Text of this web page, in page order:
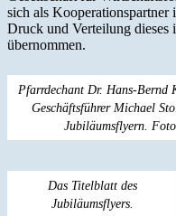
sich als Kooperationspartner
Druck und Verteilung
übernommen.
Pfarrdechant Dr. Hans-Bernd
Geschäftsführer Michael
Jubiläumsflyern.
Das Titelblatt des
Jubiläumsflyers.